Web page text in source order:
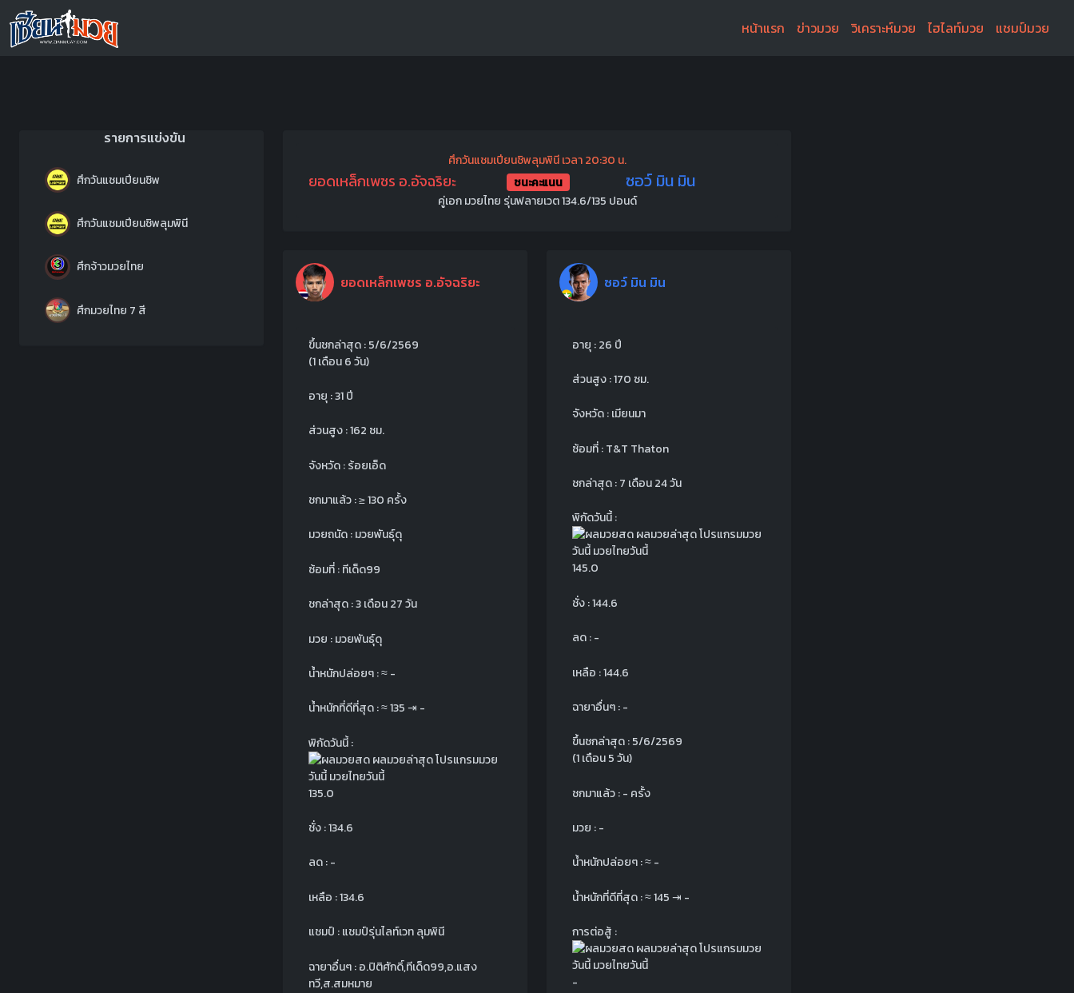
หน้าแรก ข่าวมวย วิเคราะห์มวย ไฮไลท์มวย แชมป์มวย
รายการแข่งขัน
ศึกวันแชมเปียนชิพ
ศึกวันแชมเปียนชิพลุมพินี
ศึกจ้าวมวยไทย
ศึกมวยไทย 7 สี
ศึกวันแชมเปียนชิพลุมพินี เวลา 20:30 น.
ยอดเหล็กเพชร อ.อัจฉริยะ ชนะคะแนน ซอว์ มิน มิน
คู่เอก มวยไทย รุ่นฟลายเวต 134.6/135 ปอนด์
ยอดเหล็กเพชร อ.อัจฉริยะ
ขึ้นชกล่าสุด : 5/6/2569
(1 เดือน 6 วัน)
อายุ : 31 ปี
ส่วนสูง : 162 ซม.
จังหวัด : ร้อยเอ็ด
ชกมาแล้ว :≥130 ครั้ง
มวยถนัด : มวยพันธุ์ดุ
ซ้อมที่ : ทีเด็ด99
ชกล่าสุด : 3 เดือน 27 วัน
มวย : มวยพันธุ์ดุ
น้ำหนักปล่อยๆ :≈-
น้ำหนักที่ดีที่สุด :≈135⇥ -
พิกัดวันนี้ :
135.0
ชั่ง : 134.6
ลด : -
เหลือ : 134.6
แชมป์ : แชมป์รุ่นไลท์เวท ลุมพินี
ฉายาอื่นๆ : อ.ปิติศักดิ์,ทีเด็ด99,อ.แสง
ทวี,ส.สมหมาย
ซอว์ มิน มิน
อายุ : 26 ปี
ส่วนสูง : 170 ซม.
จังหวัด : เมียนมา
ซ้อมที่ : T&T Thaton
ชกล่าสุด : 7 เดือน 24 วัน
พิกัดวันนี้ :
145.0
ชั่ง : 144.6
ลด : -
เหลือ : 144.6
ฉายาอื่นๆ : -
ขึ้นชกล่าสุด : 5/6/2569
(1 เดือน 5 วัน)
ชกมาแล้ว : - ครั้ง
มวย : -
น้ำหนักปล่อยๆ :≈-
น้ำหนักที่ดีที่สุด :≈145⇥ -
การต่อสู้ :
-